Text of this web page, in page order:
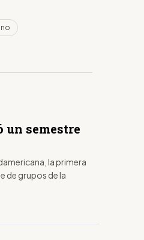
un semestre
la primera
de grupos de la